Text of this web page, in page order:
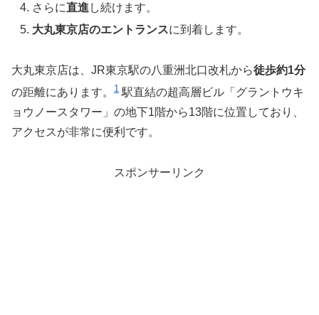
さらに直進 し続けます。
大丸東京店のエントランスに到着します。
大丸東京店は、JR東京駅の八重洲北口改札から徒歩約1分
の距離にあります。
1 駅直結の超高層ビル「グラントウキ
ョウノースタワー」の地下1階から13階に位置しており、
アクセスが非常に便利です。
スポンサーリンク